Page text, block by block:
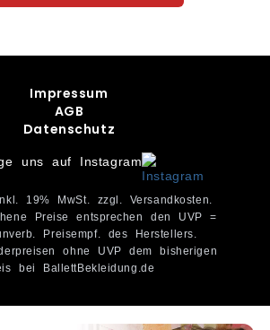
Impressum
AGB
Datenschutz
uns auf Instagram
19% MwSt. zzgl. Versandkosten.
Preise entsprechen den UVP =
Preisempf. des Herstellers.
ohne UVP dem bisherigen
bei BallettBekleidung.de